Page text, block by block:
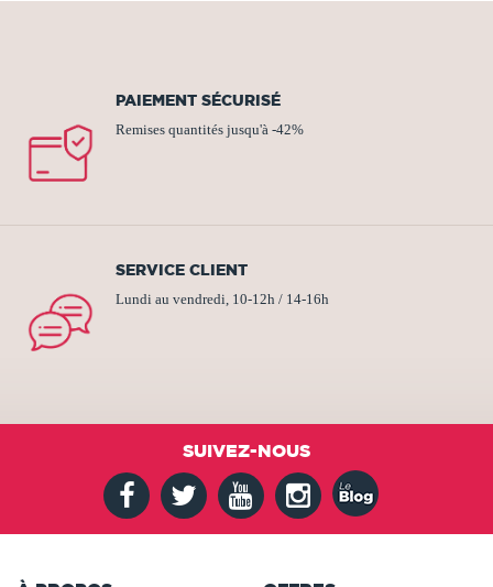
PAIEMENT SÉCURISÉ
Remises quantités jusqu'à -42%
SERVICE CLIENT
Lundi au vendredi, 10-12h / 14-16h
SUIVEZ-NOUS